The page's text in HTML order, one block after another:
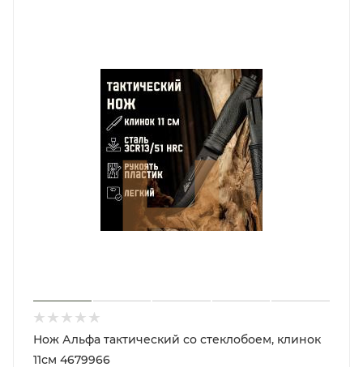
Нож Альфа тактический со стеклобоем, клинок
11см 4679966